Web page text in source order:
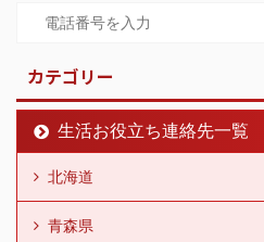
カテゴリー
生活お役立ち連絡先一覧
北海道
青森県